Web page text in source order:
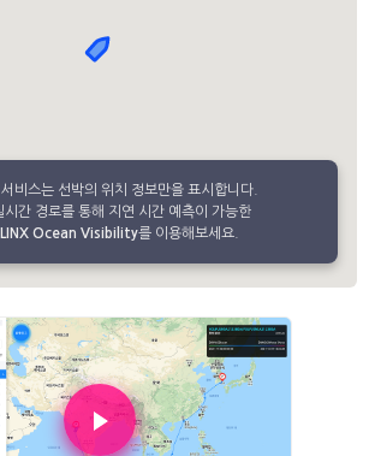
비스는 선박의 위치 정보만을 표시합니다.
시간 경로를 통해 지연 시간 예측이 가능한
Ocean Visibility를 이용해보세요.